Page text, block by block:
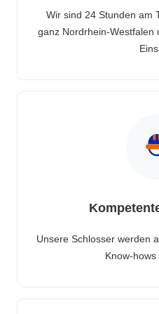
Wir sind 24 Stunden am
ganz Nordrhein-Westfalen
Unsere Schlosser werden
Know-